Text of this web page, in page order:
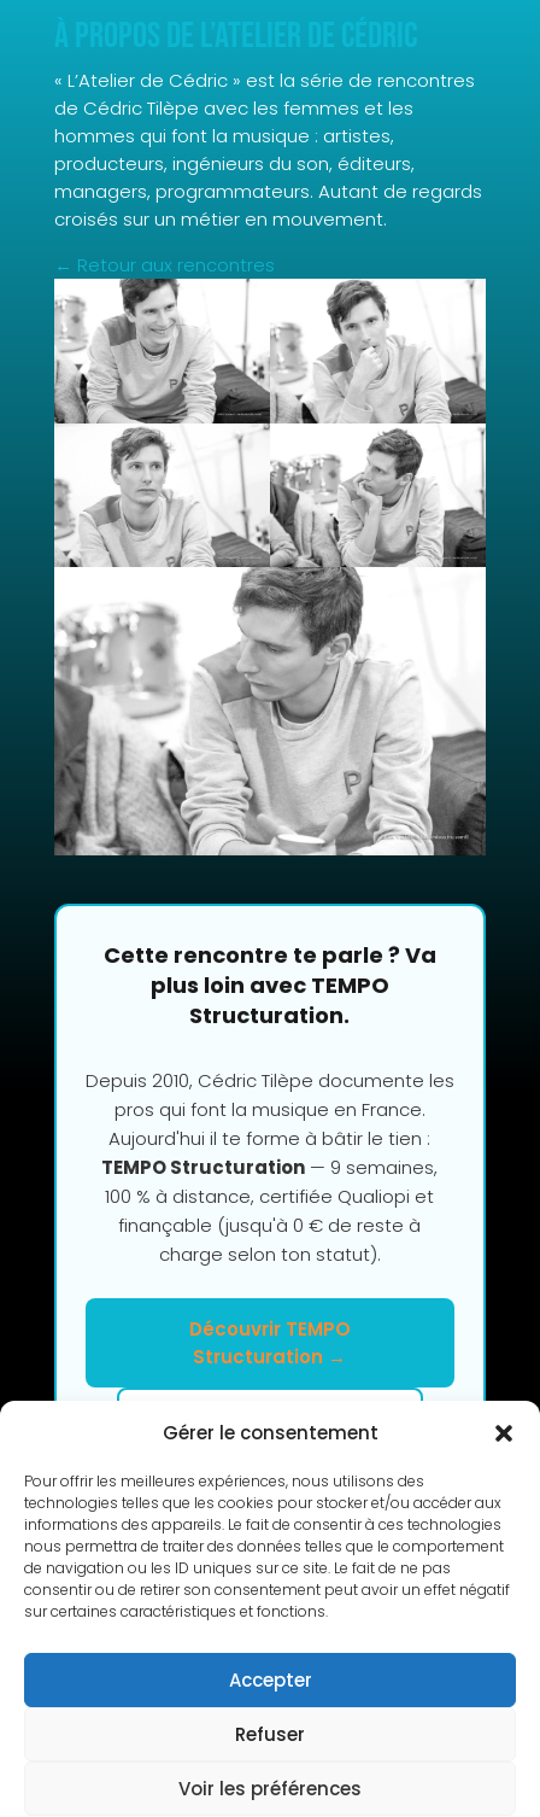
Gérer le consentement
Pour offrir les meilleures expériences, nous utilisons des
technologies telles que les cookies pour stocker et/ou accéder aux
informations des appareils. Le fait de consentir à ces technologies
nous permettra de traiter des données telles que le comportement
de navigation ou les ID uniques sur ce site. Le fait de ne pas
consentir ou de retirer son consentement peut avoir un effet négatif
sur certaines caractéristiques et fonctions.
Accepter
Refuser
Voir les préférences
À propos de L’Atelier de Cédric
« L’Atelier de Cédric » est la série de rencontres
de Cédric Tilèpe avec les femmes et les
hommes qui font la musique : artistes,
producteurs, ingénieurs du son, éditeurs,
managers, programmateurs. Autant de regards
croisés sur un métier en mouvement.
← Retour aux rencontres
Cette rencontre te parle ? Va
plus loin avec TEMPO
Structuration.
Depuis 2010, Cédric Tilèpe documente les
pros qui font la musique en France.
Aujourd'hui il te forme à bâtir le tien :
TEMPO Structuration — 9 semaines,
100 % à distance, certifiée Qualiopi et
finançable (jusqu'à 0 € de reste à
charge selon ton statut).
Découvrir TEMPO
Structuration →
Clarifier mon projet en 2h
RETOUR
Mentions légales |Politique de confidentialité